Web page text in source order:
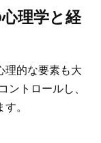
理学と経
理的な要素も大
トロールし、
。